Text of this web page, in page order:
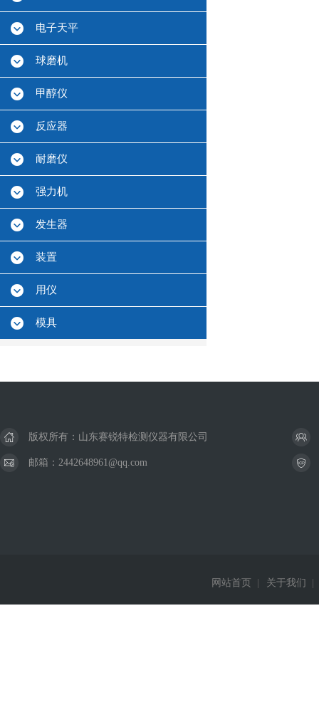
电子天平
球磨机
甲醇仪
反应器
耐磨仪
强力机
发生器
装置
用仪
模具
版权所有：山东赛锐特检测仪器有限公司
邮箱：2442648961@qq.com
网站首页 关于我们